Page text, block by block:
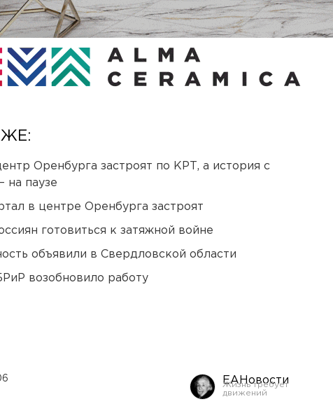
Оренбурга застроят по КРТ, а история с
на паузе
в центре Оренбурга застроят
готовиться к затяжной войне
объявили в Свердловской области
возобновило работу
ЕАНовости